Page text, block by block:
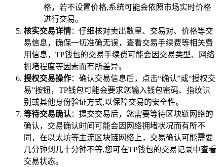
格，若不设置价格,系统可能会依照市场实时价格
进行交易。
核实交易详情：仔细核对卖出数量、交易对、价格等交
易信息，确保一切准确无误，查看交易手续费等相关费
用信息，TP钱包的交易手续费可能会因交易类型、网络
拥堵程度等因素而有所差异。
授权交易操作：确认交易信息后，点击“确认”或“授权交
易”按钮，TP钱包可能会要求您输入钱包密码、指纹识
别或其他身份验证方式,以保障交易的安全性。
等待交易确认 ：提交交易后，您需要等待区块链网络的
确认，交易确认时间可能会因网络拥堵状况而有所不
同，在以太坊等主流区块链网络上，交易确认可能需要
几分钟到几十分钟不等,您可在TP钱包的交易记录中查看
交易状态。